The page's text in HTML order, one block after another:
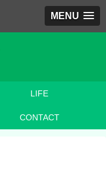
MENU
LIFE
CONTACT